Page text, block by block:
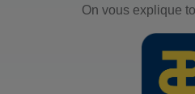
On vous explique